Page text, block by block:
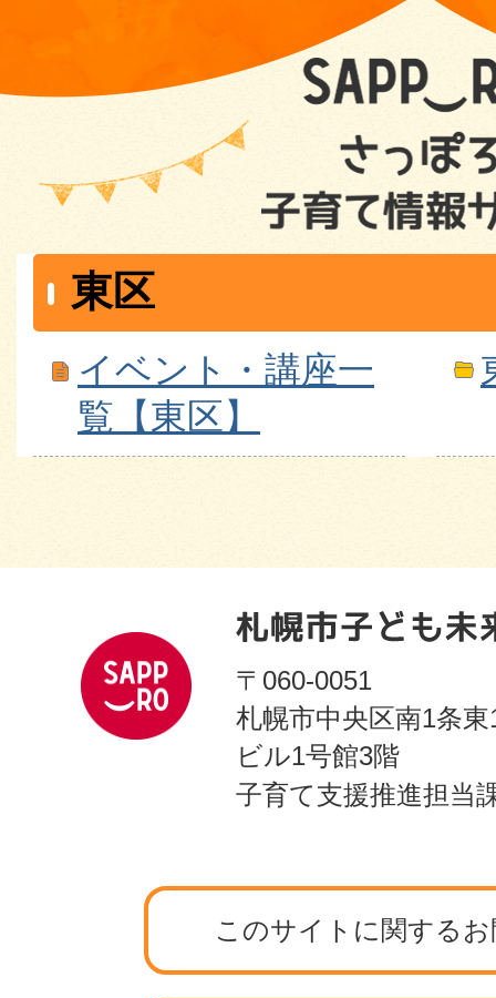
東区
イベント・講座一
覧【東区】
〒060-0051
札幌市中央区南1条
ビル1号館3階
子育て支援推進担当
このサイトに関する